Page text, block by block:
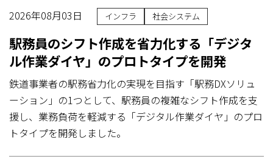
2026年08月03日 インフラ 社会システム
駅務員のシフト作成を省力化する「デジタ
ル作業ダイヤ」のプロトタイプを開発
鉄道事業者の駅務省力化の実現を目指す「駅務DXソリュ
ーション」の1つとして、駅務員の複雑なシフト作成を支
援し、業務負荷を軽減する「デジタル作業ダイヤ」のプロ
トタイプを開発しました。